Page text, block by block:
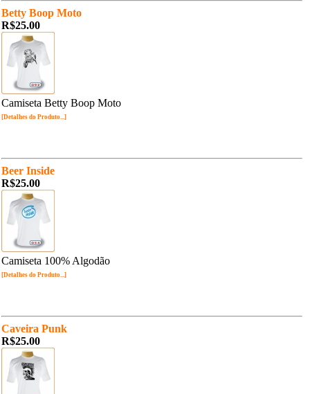
Betty Boop Moto
R$25.00
Camiseta Betty Boop Moto
[Detalhes do Produto...]
Beer Inside
R$25.00
Camiseta 100% Algodão
[Detalhes do Produto...]
Caveira Punk
R$25.00